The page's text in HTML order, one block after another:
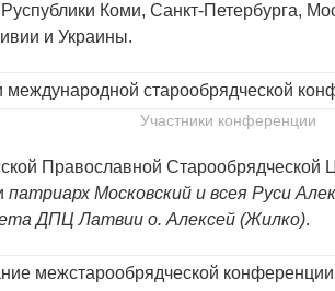
Коми, Санкт-Петербурга,
и Украины.
Участники конференции
Православной Старообрядческой
патриарх Московский и всея Руси
ДПЦ Латвии о. Алексей (Жилко).